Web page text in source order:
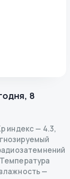
, 8
индекс— 4.3,
Температура
—